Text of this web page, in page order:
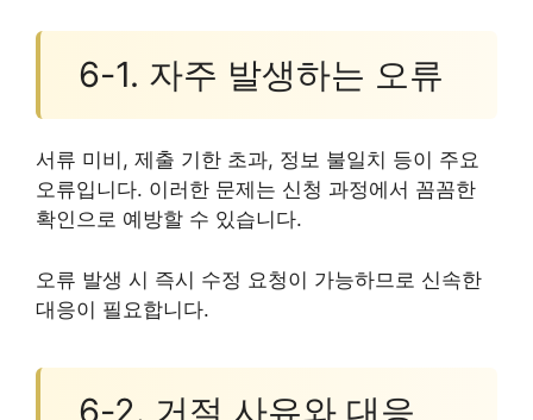
6-1. 자주 발생하는 오류
서류 미비, 제출 기한 초과, 정보 불일치 등이 주요
오류입니다. 이러한 문제는 신청 과정에서 꼼꼼한
확인으로 예방할 수 있습니다.
오류 발생 시 즉시 수정 요청이 가능하므로 신속한
대응이 필요합니다.
6-2. 거절 사유와 대응